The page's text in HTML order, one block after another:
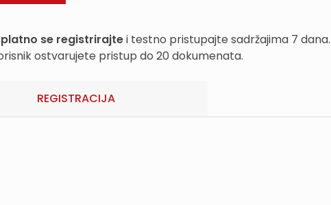
se registrirajtei testno pristupajte sadržajima 7 dana.
ostvarujete pristup do 20 dokumenata.
REGISTRACIJA